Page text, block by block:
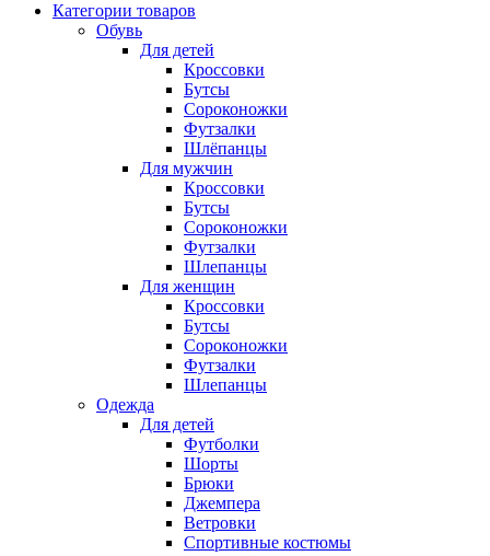
Категории товаров
Обувь
Для детей
Кроссовки
Бутсы
Сороконожки
Футзалки
Шлёпанцы
Для мужчин
Кроссовки
Бутсы
Сороконожки
Футзалки
Шлепанцы
Для женщин
Кроссовки
Бутсы
Сороконожки
Футзалки
Шлепанцы
Одежда
Для детей
Футболки
Шорты
Брюки
Джемпера
Ветровки
Спортивные костюмы